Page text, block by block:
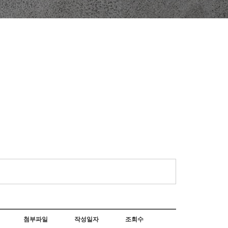
첨부파일 작성일자 조회수